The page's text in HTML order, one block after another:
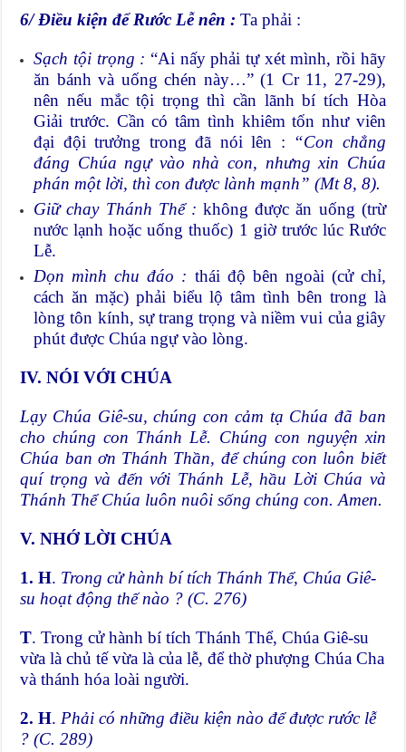
6/ Điều kiện để Rước Lễ nên : Ta phải :
Sạch tội trọng : “Ai nấy phải tự xét mình, rồi hãy
ăn bánh và uống chén này…” (1 Cr 11, 27-29),
nên nếu mắc tội trọng thì cần lãnh bí tích Hòa
Giải trước. Cần có tâm tình khiêm tốn như viên
đại đội trưởng trong đã nói lên : “Con chẳng
đáng Chúa ngự vào nhà con, nhưng xin Chúa
phán một lời, thì con được lành mạnh” (Mt 8, 8).
Giữ chay Thánh Thể : không được ăn uống (trừ
nước lạnh hoặc uống thuốc) 1 giờ trước lúc Rước
Lễ.
Dọn mình chu đáo : thái độ bên ngoài (cử chỉ,
cách ăn mặc) phải biểu lộ tâm tình bên trong là
lòng tôn kính, sự trang trọng và niềm vui của giây
phút được Chúa ngự vào lòng.
IV. NÓI VỚI CHÚA
Lạy Chúa Giê-su, chúng con cảm tạ Chúa đã ban
cho chúng con Thánh Lễ. Chúng con nguyện xin
Chúa ban ơn Thánh Thần, để chúng con luôn biết
quí trọng và đến với Thánh Lễ, hầu Lời Chúa và
Thánh Thể Chúa luôn nuôi sống chúng con. Amen.
V. NHỚ LỜI CHÚA
1. H. Trong cử hành bí tích Thánh Thể, Chúa Giê-
su hoạt động thế nào ? (C. 276)
T. Trong cử hành bí tích Thánh Thể, Chúa Giê-su
vừa là chủ tế vừa là của lễ, để thờ phượng Chúa Cha
và thánh hóa loài người.
2. H. Phải có những điều kiện nào để được rước lễ
? (C. 289)